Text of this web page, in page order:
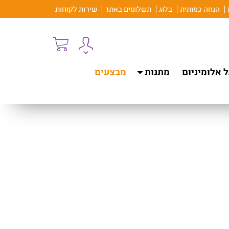
הנחה כמותית בלוג תשלומים באתר שירות לקוחות
אלומיניום מתנות מבצעים